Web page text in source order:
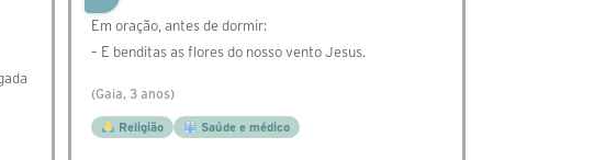
Em oração, antes de dormir:
– E benditas as flores do nosso vento Jesus.
(Gaia, 3 anos)
Religião Saúde e médico